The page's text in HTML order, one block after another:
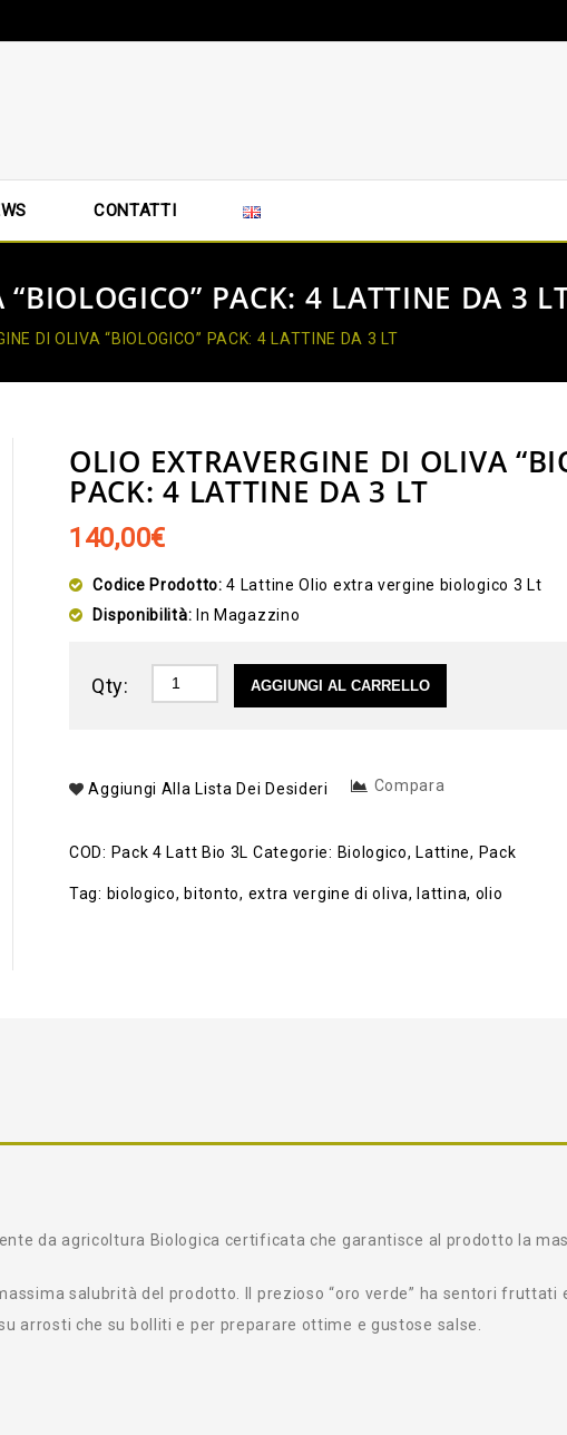
CONTATTI
PACK: 4 LATTINE DA 3
DI OLIVA “BIOLOGICO” PACK: 4 LATTINE DA 3 LT
OLIO EXTRAVERGINE DI OLIVA
PACK: 4 LATTINE DA 3 LT
140,00€
Codice Prodotto: 4 Lattine Olio extra vergine biologico 3 Lt
Disponibilità: In Magazzino
Qty: AGGIUNGI AL CARRELLO
Aggiungi Alla Lista Dei Desideri Compara
COD: Pack 4 Latt Bio 3L Categorie: Biologico, Lattine, Pack
Tag: biologico, bitonto, extra vergine di oliva, lattina, olio
da agricoltura Biologica certificata che garantisce al prodotto la
salubrità del prodotto. Il prezioso “oro verde” ha sentori fruttati
arrosti che su bolliti e per preparare ottime e gustose salse.